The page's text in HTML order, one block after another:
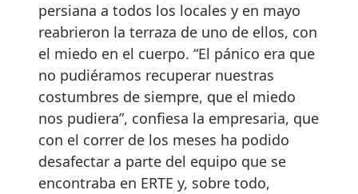
persiana a todos los locales y en mayo
reabrieron la terraza de uno de ellos, con
el miedo en el cuerpo. “El pánico era que
no pudiéramos recuperar nuestras
costumbres de siempre, que el miedo
nos pudiera”, confiesa la empresaria, que
con el correr de los meses ha podido
desafectar a parte del equipo que se
encontraba en ERTE y, sobre todo,